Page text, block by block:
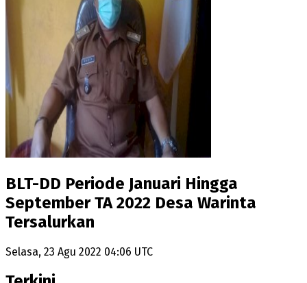
BLT-DD Periode Januari Hingga
September TA 2022 Desa Warinta
Tersalurkan
Selasa, 23 Agu 2022 04:06 UTC